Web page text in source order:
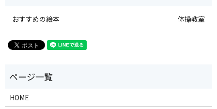
おすすめの絵本 体操教室
HOME